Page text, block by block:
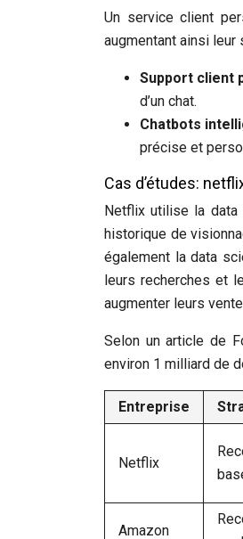
Un service client
augmentant ainsi
Support client
d’un chat.
Chatbots
précise et
Cas d’études:
Netflix utilise la
historique de
également la data
leurs recherches et
augmenter leurs
Selon un article de
environ 1 milliard de
Entreprise
Netflix
Amazon